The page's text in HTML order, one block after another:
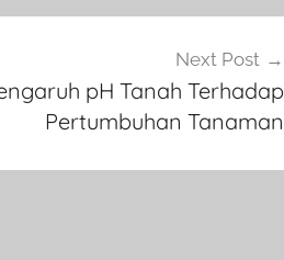
Next Post
pH Tanah Terhadap
Pertumbuhan Tanaman